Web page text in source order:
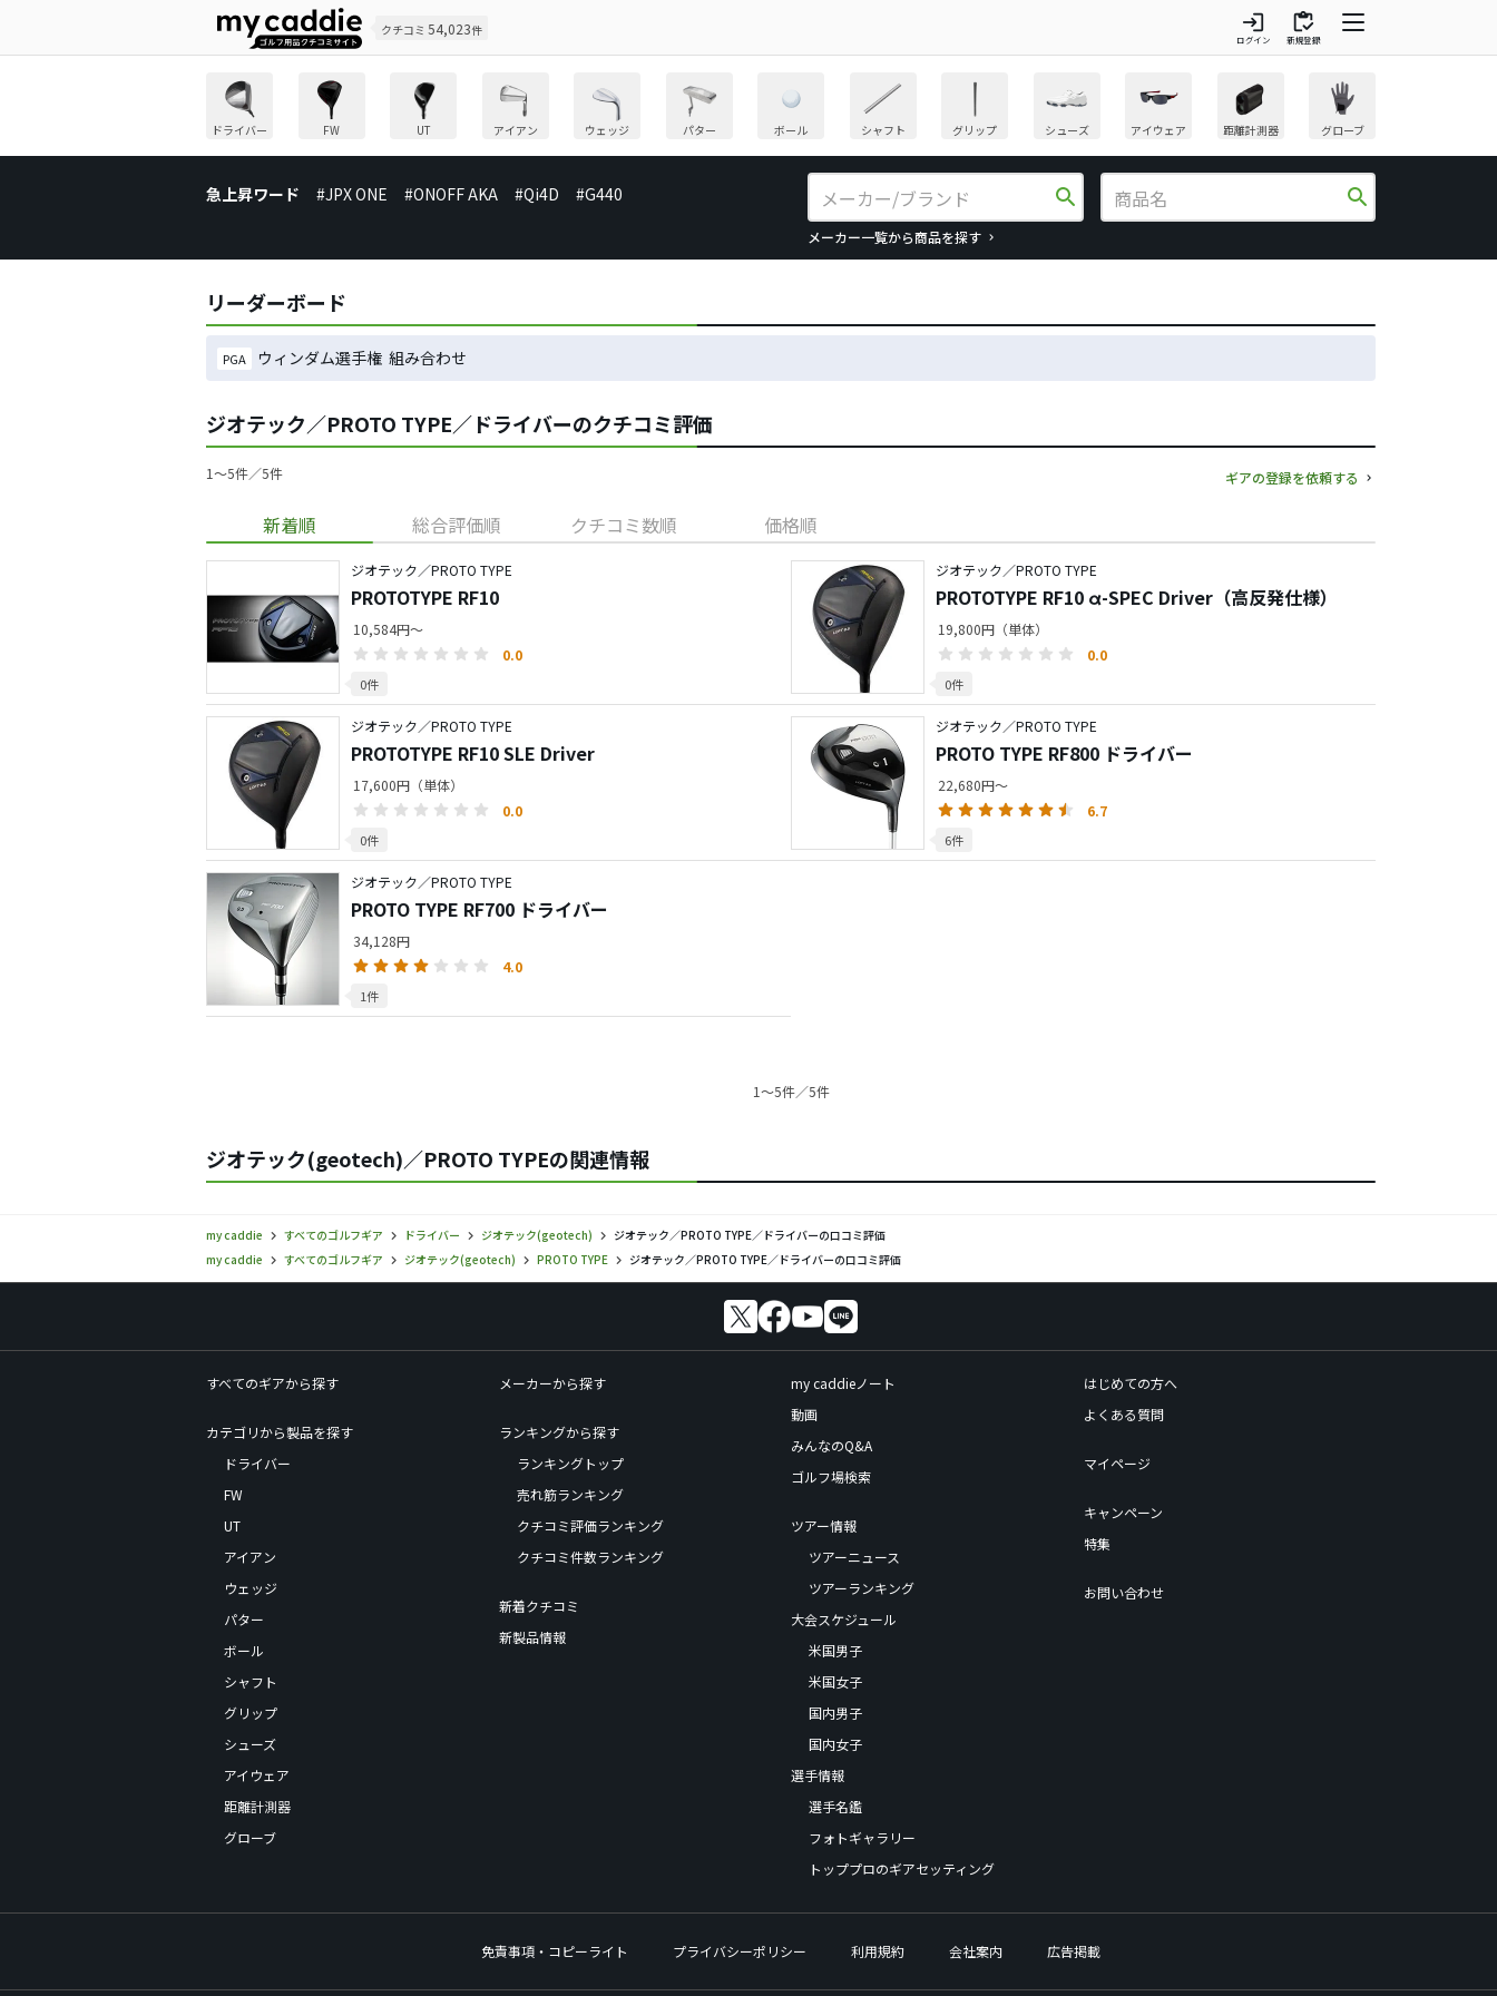
クチコミ 54,023件 login
ログイン
inventory
新規登録
ドライバー FW UT アイアン ウェッジ パター ボール シャフト グリップ シューズ アイウェア 距離計測器 グローブ
急上昇ワード #JPX ONE #ONOFF AKA #Qi4D #G440 search
メーカー一覧から商品を探す
search
リーダーボード
PGA ウィンダム選手権 組み合わせ
ジオテック／PROTO TYPE／ドライバーのクチコミ評価
1〜5件／5件 ギアの登録を依頼する
新着順 総合評価順 クチコミ数順 価格順
ジオテック／PROTO TYPE
PROTOTYPE RF10
10,584円～
0.0
0件
ジオテック／PROTO TYPE
PROTOTYPE RF10 α-SPEC Driver（高反発仕様）
19,800円（単体）
0.0
0件
ジオテック／PROTO TYPE
PROTOTYPE RF10 SLE Driver
17,600円（単体）
0.0
0件
ジオテック／PROTO TYPE
PROTO TYPE RF800 ドライバー
22,680円～
6.7
6件
ジオテック／PROTO TYPE
PROTO TYPE RF700 ドライバー
34,128円
4.0
1件
1〜5件／5件
ジオテック(geotech)／PROTO TYPEの関連情報
my caddie すべてのゴルフギア ドライバー ジオテック(geotech)
ジオテック／PROTO TYPE／ドライバーの口コミ評価
my caddie
すべてのゴルフギア ジオテック(geotech) PROTO TYPE ジオテック／PROTO TYPE／ドライバーの口コミ評価
すべてのギアから探す
カテゴリから製品を探す
ドライバー
FW
UT
アイアン
ウェッジ
パター
ボール
シャフト
グリップ
シューズ
アイウェア
距離計測器
グローブ
メーカーから探す
ランキングから探す
ランキングトップ
売れ筋ランキング
クチコミ評価ランキング
クチコミ件数ランキング
新着クチコミ
新製品情報
my caddieノート
動画
みんなのQ&A
ゴルフ場検索
ツアー情報
ツアーニュース
ツアーランキング
大会スケジュール
米国男子
米国女子
国内男子
国内女子
選手情報
選手名鑑
フォトギャラリー
トッププロのギアセッティング
はじめての方へ
よくある質問
マイページ
キャンペーン
特集
お問い合わせ
免責事項・コピーライト プライバシーポリシー 利用規約 会社案内 広告掲載